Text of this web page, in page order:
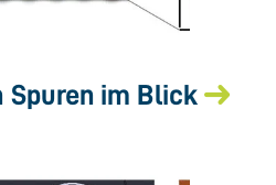
Spuren im Blick